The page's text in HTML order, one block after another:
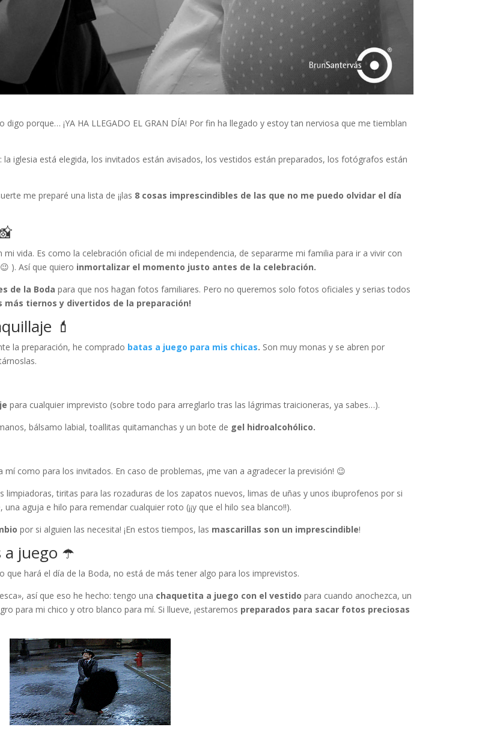
digo porque… ¡YA HA LLEGADO EL GRAN DÍA! Por fin ha llegado y estoy tan nerviosa que me tiemblan
iglesia está elegida, los invitados están avisados, los vestidos están preparados, los fotógrafos están
me preparé una lista de ¡¡las 8 cosas imprescindibles de las que no me puedo olvidar el día
vida. Es como la celebración oficial de mi independencia, de separarme mi familia para ir a vivir con
). Así que quiero inmortalizar el momento justo antes de la celebración.
de la Bodapara que nos hagan fotos familiares. Pero no queremos solo fotos oficiales y serias todos
tiernos y divertidos de la preparación!
💄
la preparación, he comprado batas a juego para mis chicas. Son muy monas y se abren por
para cualquier imprevisto (sobre todo para arreglarlo tras las lágrimas traicioneras, ya sabes…).
bálsamo labial, toallitas quitamanchas y un bote de gel hidroalcohólico.
mí como para los invitados. En caso de problemas, ¡me van a agradecer la previsión! 😉
tiritas para las rozaduras de los zapatos nuevos, limas de uñas y unos ibuprofenos por si
aguja e hilo para remendar cualquier roto (¡¡y que el hilo sea blanco!!).
por si alguien las necesita! ¡En estos tiempos, las mascarillas son un imprescindible!
a juego ☂️
hará el día de la Boda, no está de más tener algo para los imprevistos.
así que eso he hecho: tengo una chaquetita a juego con el vestidopara cuando anochezca, un
para mi chico y otro blanco para mí. Si llueve, ¡estaremos preparados para sacar fotos preciosas